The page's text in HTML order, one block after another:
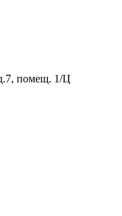
помещ. 1/Ц